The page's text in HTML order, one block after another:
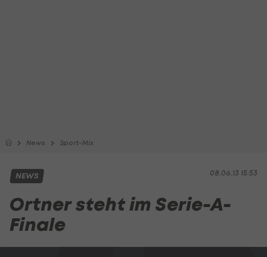
News Sport-Mix
08.06.13 15:53
NEWS
Ortner steht im Serie-A-
Finale